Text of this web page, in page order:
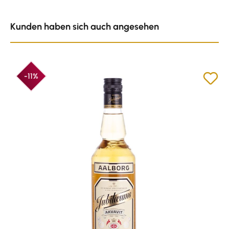
Kunden haben sich auch angesehen
-11%